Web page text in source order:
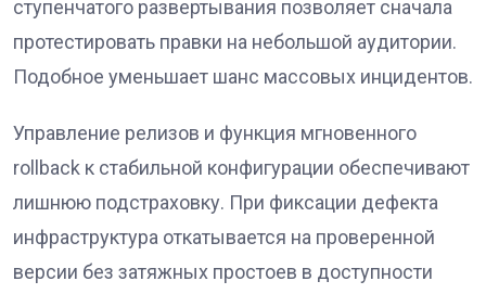
ступенчатого развертывания позволяет сначала
протестировать правки на небольшой аудитории.
Подобное уменьшает шанс массовых инцидентов.
Управление релизов и функция мгновенного
rollback к стабильной конфигурации обеспечивают
лишнюю подстраховку. При фиксации дефекта
инфраструктура откатывается на проверенной
версии без затяжных простоев в доступности